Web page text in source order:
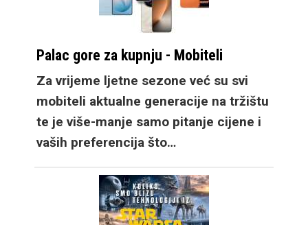
zadržava dizajn po
kojem je postao
poznat, uz niz
poboljšanja kakve već
očekujemo za
godišnju nadogradnju.
Zatim dosadašnji Fold
Ultra, također
donoseći nadogradnje,
no zadržavajući
Palac gore za kupnju - Mobiteli
Za vrijeme ljetne sezone već su svi
mobiteli aktualne generacije na tržištu
te je više-manje samo pitanje cijene i
vaših preferencija što…